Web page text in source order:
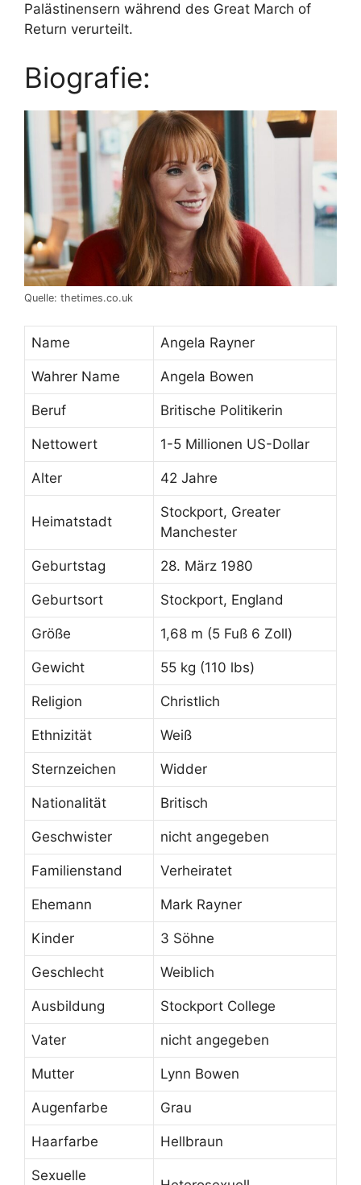
Palästinensern während des Great March of
Return verurteilt.
Biografie:
Quelle: thetimes.co.uk
Name Angela Rayner
Wahrer Name Angela Bowen
Beruf Britische Politikerin
Nettowert 1-5 Millionen US-Dollar
Alter 42 Jahre
Heimatstadt
Stockport, Greater
Manchester
Geburtstag 28. März 1980
Geburtsort Stockport, England
Größe 1,68 m (5 Fuß 6 Zoll)
Gewicht 55 kg (110 lbs)
Religion Christlich
Ethnizität Weiß
Sternzeichen Widder
Nationalität Britisch
Geschwister nicht angegeben
Familienstand Verheiratet
Ehemann Mark Rayner
Kinder 3 Söhne
Geschlecht Weiblich
Ausbildung Stockport College
Vater nicht angegeben
Mutter Lynn Bowen
Augenfarbe Grau
Haarfarbe Hellbraun
Sexuelle